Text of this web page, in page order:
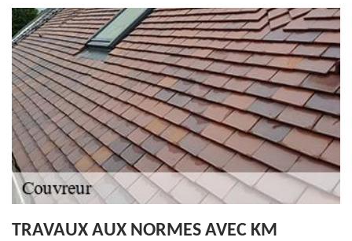
TRAVAUX AUX NORMES AVEC KM